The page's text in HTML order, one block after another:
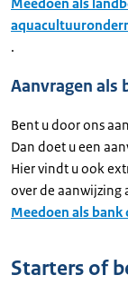
.
Aanvragen als
Bent u door ons
Dan doet u een
Hier vindt u ook
over de aanwijzing
Meedoen als
Starters of